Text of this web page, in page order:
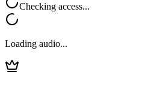
Checking access...
Loading audio...